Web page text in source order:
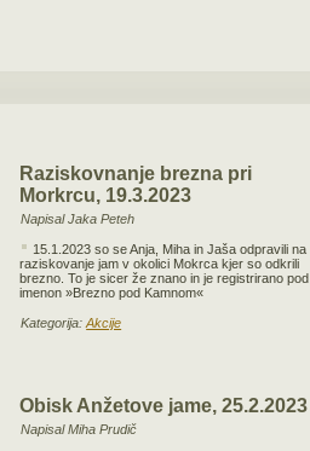
Raziskovnanje brezna pri
Morkrcu, 19.3.2023
Napisal Jaka Peteh
15.1.2023 so se Anja, Miha in Jaša odpravili na
raziskovanje jam v okolici Mokrca kjer so odkrili
brezno. To je sicer že znano in je registrirano pod
imenon »Brezno pod Kamnom«
Kategorija:Akcije
Obisk Anžetove jame, 25.2.2023
Napisal Miha Prudič